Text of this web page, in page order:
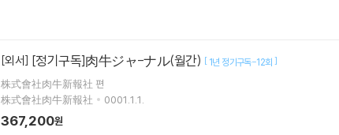
[외서] [정기구독]肉牛ジャ-ナル(월간) [ 1년 정기구독-12회 ]
株式會社肉牛新報社 편
株式會社肉牛新報社
0001.1.1.
367,200원